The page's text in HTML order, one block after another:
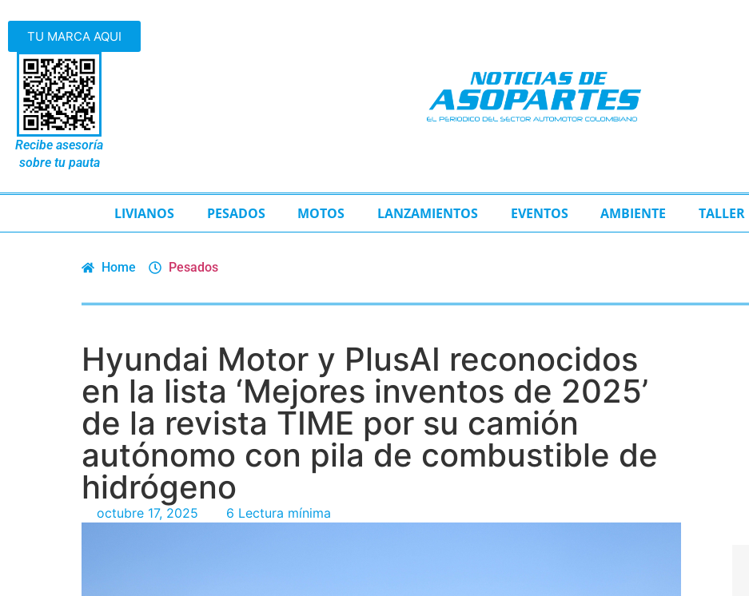
TU MARCA AQUI
Recibe asesoría
sobre tu pauta
LIVIANOS PESADOS MOTOS LANZAMIENTOS EVENTOS AMBIENTE TALLER
Home Pesados
Hyundai Motor y PlusAI reconocidos
en la lista ‘Mejores inventos de 2025’
de la revista TIME por su camión
autónomo con pila de combustible de
hidrógeno
octubre 17, 2025 6 Lectura mínima